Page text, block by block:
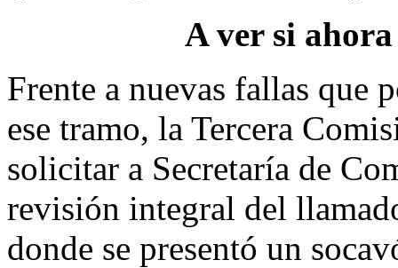
A ver si
Frente a nuevas fallas que
ese tramo, la Tercera
solicitar a Secretaría de
revisión integral del
donde se presentó un